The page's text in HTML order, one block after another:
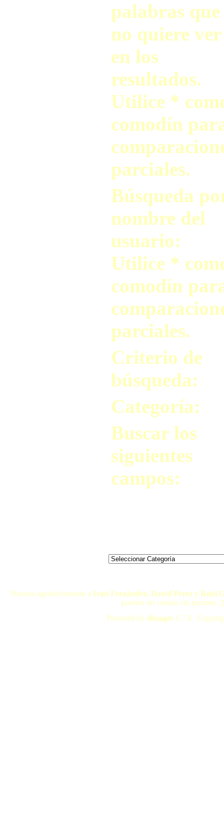
palabras que
no quiere ver
en los
resultados.
Utilice *
comodín
parciales.
Búsqueda
nombre del
usuario:
Utilice *
comodín
parciales.
Criterio de
búsqueda:
Categoría:
Buscar los
siguientes
campos:
Nuestro agradecimiento a Iván Fernández, David Pérez y Raúl
pueden ser usadas sin permiso.
Powered by 4images 1.7.6